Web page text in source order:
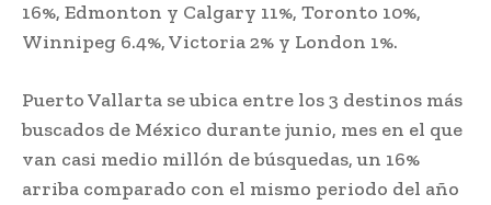
16%, Edmonton y Calgary 11%, Toronto 10%,
Winnipeg 6.4%, Victoria 2% y London 1%.
Puerto Vallarta se ubica entre los 3 destinos más
buscados de México durante junio, mes en el que
van casi medio millón de búsquedas, un 16%
arriba comparado con el mismo periodo del año